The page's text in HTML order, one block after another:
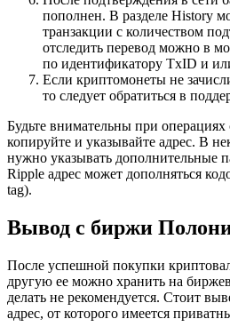
пополнен. В разделе History
транзакции с количеством
отследить перевод можно в
по идентификатору TxID и
Если криптомонеты не
то следует обратиться в
Будьте внимательны при
копируйте и указывайте адрес. В
нужно указывать дополнительные
Ripple адрес может дополняться
tag).
Вывод с биржи
После успешной покупки
другую ее можно хранить на
делать не рекомендуется. Стоит
адрес, от которого имеется